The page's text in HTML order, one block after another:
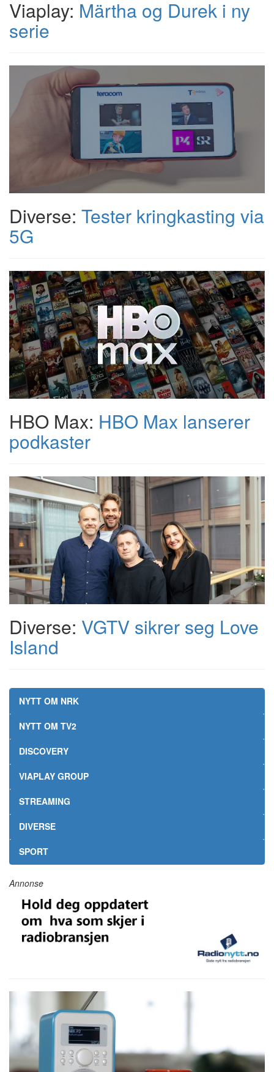
Viaplay: Märtha og Durek i ny
serie
Diverse: Tester kringkasting via
5G
HBO Max: HBO Max lanserer
podkaster
Diverse: VGTV sikrer seg Love
Island
NYTT OM NRK
NYTT OM TV2
DISCOVERY
VIAPLAY GROUP
STREAMING
DIVERSE
SPORT
Annonse